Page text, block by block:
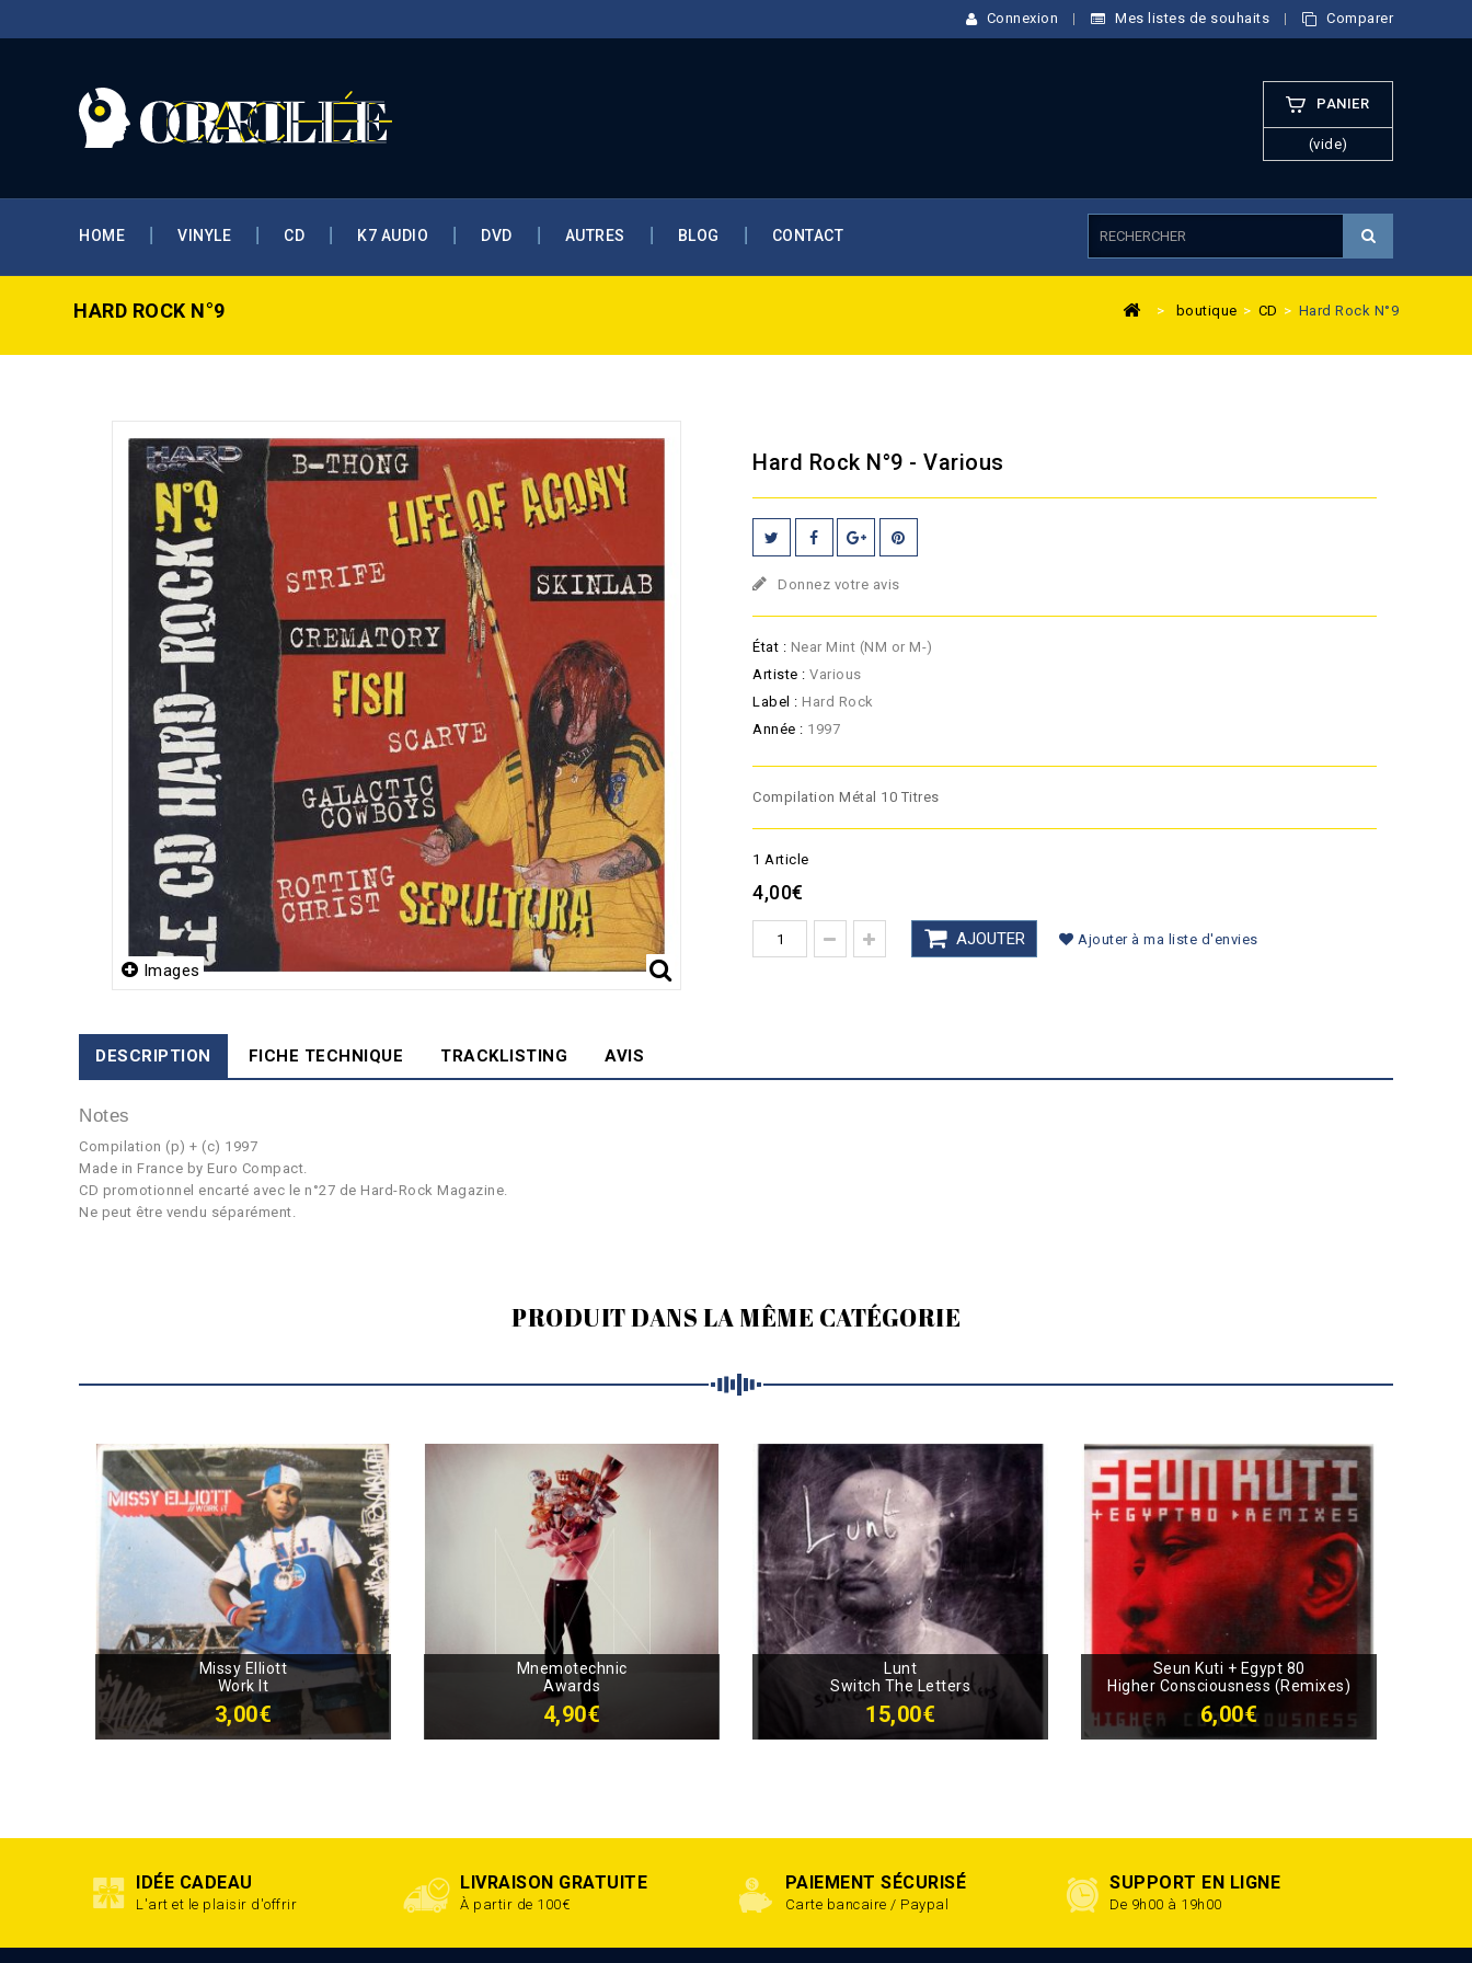
Connexion Mes listes de souhaits Comparer
PANIER
(vide)
HOME VINYLE CD K7 AUDIO DVD AUTRES BLOG CONTACT
HARD ROCK N°9 > boutique > CD > Hard Rock N°9
Images
Hard Rock N°9 - Various
Donnez votre avis
État : Near Mint (NM or M-)
Artiste : Various
Label : Hard Rock
Année : 1997
Compilation Métal 10 Titres
1 Article
4,00€
AJOUTER Ajouter à ma liste d'envies
DESCRIPTION FICHE TECHNIQUE TRACKLISTING AVIS
Notes
Compilation (p) + (c) 1997
Made in France by Euro Compact.
CD promotionnel encarté avec le n°27 de Hard-Rock Magazine.
Ne peut être vendu séparément.
PRODUIT DANS LA MÊME CATÉGORIE
Missy Elliott
Work It
3,00€
Mnemotechnic
Awards
4,90€
Lunt
Switch The Letters
15,00€
Seun Kuti + Egypt 80
Higher Consciousness (Remixes)
6,00€
IDÉE CADEAU
L'art et le plaisir d'offrir
LIVRAISON GRATUITE
À partir de 100€
PAIEMENT SÉCURISÉ
Carte bancaire / Paypal
SUPPORT EN LIGNE
De 9h00 à 19h00